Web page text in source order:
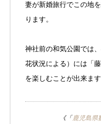
妻が新婚旅行でこの地
ります。
神社前の和気公園では
花状況による）には「
を楽しむことが出来ます
《「 鹿児島県